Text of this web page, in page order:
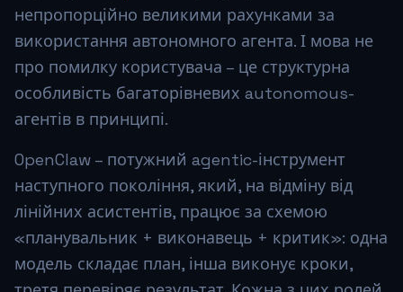
непропорційно великими рахунками за
використання автономного агента. І мова не
про помилку користувача – це структурна
особливість багаторівневих autonomous-
агентів в принципі.
OpenClaw – потужний agentic-інструмент
наступного покоління, який, на відміну від
лінійних асистентів, працює за схемою
«планувальник + виконавець + критик»: одна
модель складає план, інша виконує кроки,